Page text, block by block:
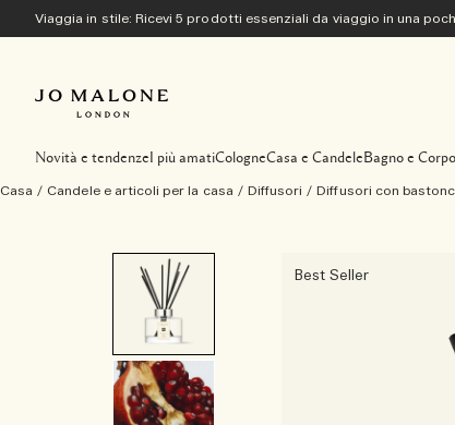
Viaggia in stile: Ricevi 5 prodotti essenziali da viaggio in una
Novità e tendenzeI più amatiCologneCasa e CandeleBagno e Corpo
Casa / Candele e articoli per la casa / Diffusori / Diffusori con
Best Seller